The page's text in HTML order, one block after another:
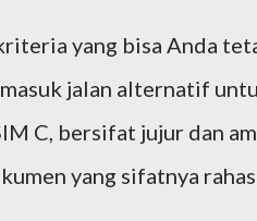
yang bisa Anda
jalan alternatif
C, bersifat jujur dan
yang sifatnya